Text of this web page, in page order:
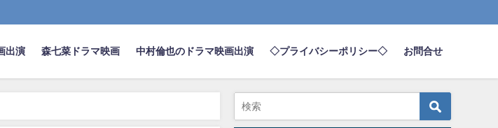
出演 森七菜ドラマ映画 中村倫也のドラマ映画出演 ◇プライバシーポリシー◇ お問合せ